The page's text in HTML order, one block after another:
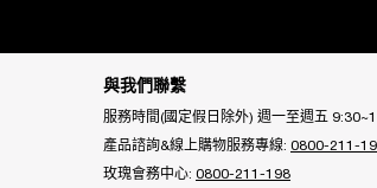
與我們聯繫
服務時間(國定假日除外) 週一至週五
產品諮詢&線上購物服務專線: 0800-211-
玫瑰會務中心: 0800-211-198